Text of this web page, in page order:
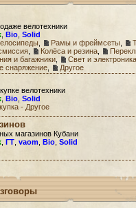
велотехники
Bio Solid
Рамы и фреймсеты
Колёса и резина
и багажники Свет и электроника
снаряжение Другое
велотехники
Bio Solid
- Другое
магазинов Кубани
ГТ vaom Bio Solid